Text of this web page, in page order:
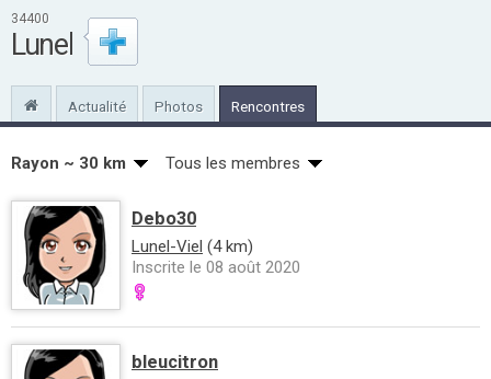
34400
Lunel
Actualité Photos Rencontres
Rayon ~ 30 km Tous les membres
Debo30
Lunel-Viel (4 km)
Inscrite le 08 août 2020
bleucitron